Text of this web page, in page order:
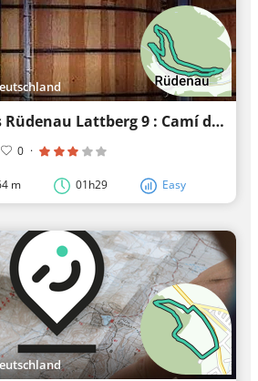
Parc de vianants Rüdenau Lattberg 9 : Camí dels Nans
0 ·
m 01h29 Easy